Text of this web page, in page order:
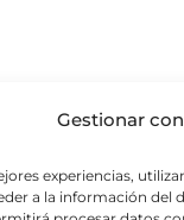
Gestionar
experiencias,
a la información del